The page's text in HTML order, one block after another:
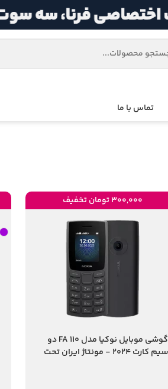
تماس با ما
گوشی موبایل نوکیا مدل FA 110 دو
سیم‌ کارت 2024 - مونتاژ ایران تحت
300,000 تومان تخفیف